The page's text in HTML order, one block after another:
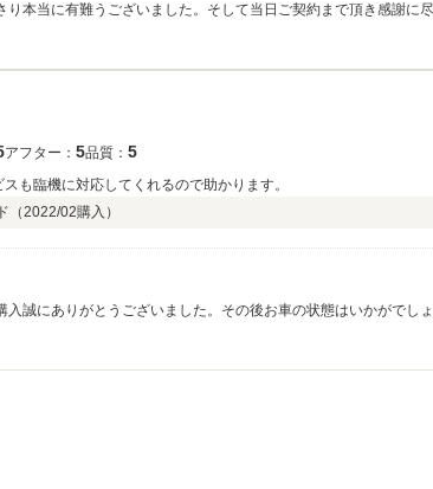
本当に有難うございました。そして当日ご契約まで頂き感謝に
アフター： 5品質： 5
も臨機に対応してくれるので助かります。
（2022/02購入）
誠にありがとうございました。その後お車の状態はいかがでし